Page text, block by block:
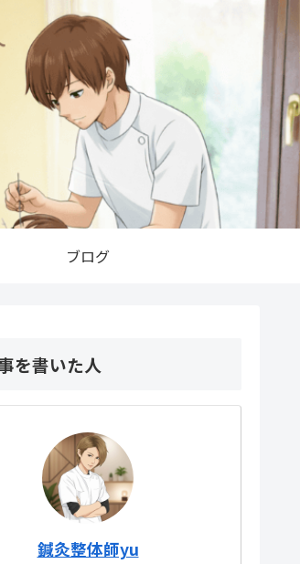
ブログ
を書いた人
鍼灸整体師yu